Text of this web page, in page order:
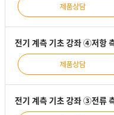
제품상담
전기 계측 기초 강좌 ④저항
제품상담
전기 계측 기초 강좌 ③전류